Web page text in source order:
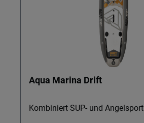
Aqua Marina Drift
Kombiniert SUP- und Angelsport